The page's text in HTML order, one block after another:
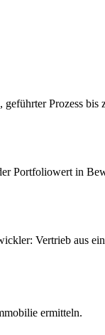
Prozess bis
Portfoliowert in
Vertrieb aus
ermitteln.